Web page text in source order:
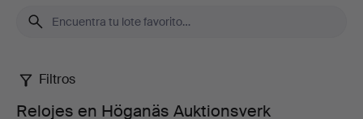
Relojes
Filtros
Relojes en Höganäs Auktionsverk